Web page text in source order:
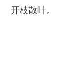
开枝散叶。